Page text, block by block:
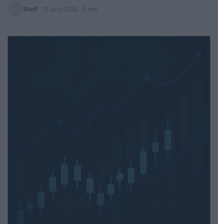
Staff 12 junio 2025 · 3 min